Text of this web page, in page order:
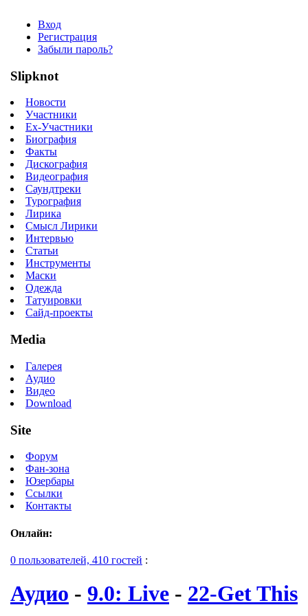
Вход
Регистрация
Забыли пароль?
Slipknot
Новости
Участники
Ex-Участники
Биография
Факты
Дискография
Видеография
Саундтреки
Турография
Лирика
Смысл Лирики
Интервью
Статьи
Инструменты
Маски
Одежда
Татуировки
Сайд-проекты
Media
Галерея
Аудио
Видео
Download
Site
Форум
Фан-зона
Юзербары
Ссылки
Контакты
Онлайн:
0 пользователей, 410 гостей :
Аудио - 9.0: Live - 22-Get This